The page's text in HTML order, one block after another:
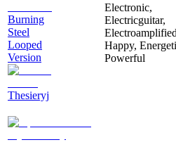
Burning
Steel
Looped
Version
Thesieryj
Electronic,
Electricguitar,
Happy,
Powerful